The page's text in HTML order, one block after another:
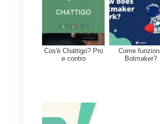
integrazioni e sono
sola gestione delle
con i visitatori di un
molte conversazioni